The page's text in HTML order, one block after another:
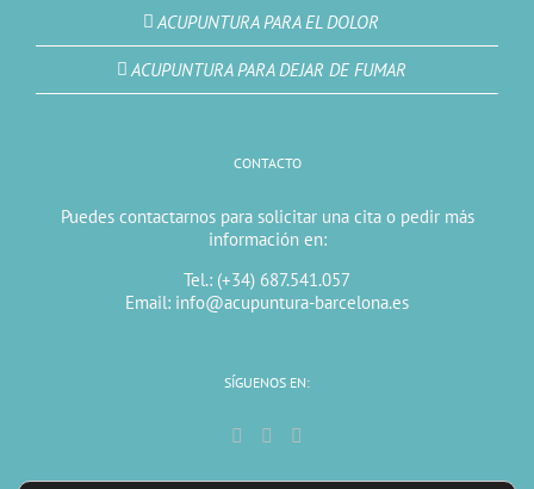
ACUPUNTURA PARA EL DOLOR
ACUPUNTURA PARA DEJAR DE FUMAR
CONTACTO
Puedes contactarnos para solicitar una cita o pedir más
información en:
Tel.: (+34) 687.541.057
Email: info@acupuntura-barcelona.es
SÍGUENOS EN: